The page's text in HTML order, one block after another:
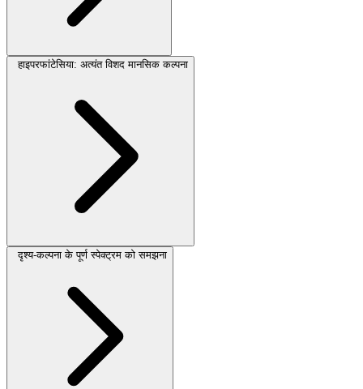
हाइपरफांटेसिया: अत्यंत विशद मानसिक कल्पना
दृश्य-कल्पना के पूर्ण स्पेक्ट्रम को समझना